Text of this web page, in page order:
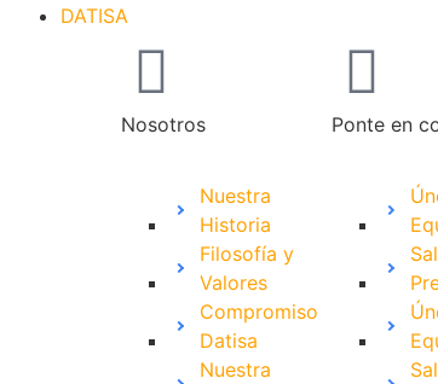
DATISA
Nosotros
Nuestra
Historia
Filosofía y
Valores
Compromiso
Datisa
Nuestra
Ponte en